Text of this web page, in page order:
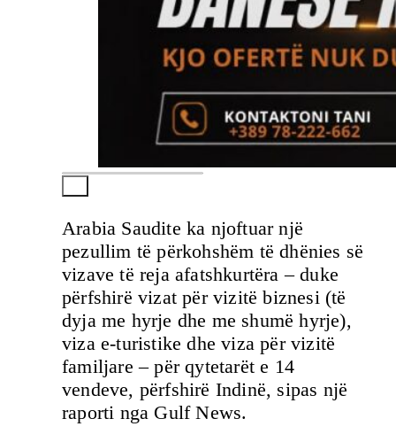
Arabia Saudite ka njoftuar një
pezullim të përkohshëm të dhënies së
vizave të reja afatshkurtëra – duke
përfshirë vizat për vizitë biznesi (të
dyja me hyrje dhe me shumë hyrje),
viza e-turistike dhe viza për vizitë
familjare – për qytetarët e 14
vendeve, përfshirë Indinë, sipas një
raporti nga Gulf News.